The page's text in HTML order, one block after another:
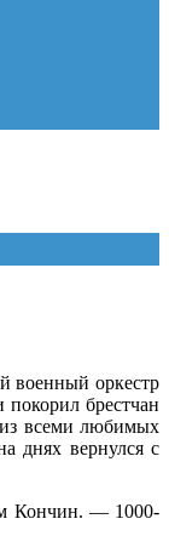
военный оркестр
брестчан
всеми любимых
днях вернулся с
Кончин. — 1000-